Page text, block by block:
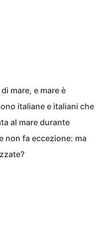
mare, e mare è
italiane e italiani che
al mare durante
non fa eccezione: ma